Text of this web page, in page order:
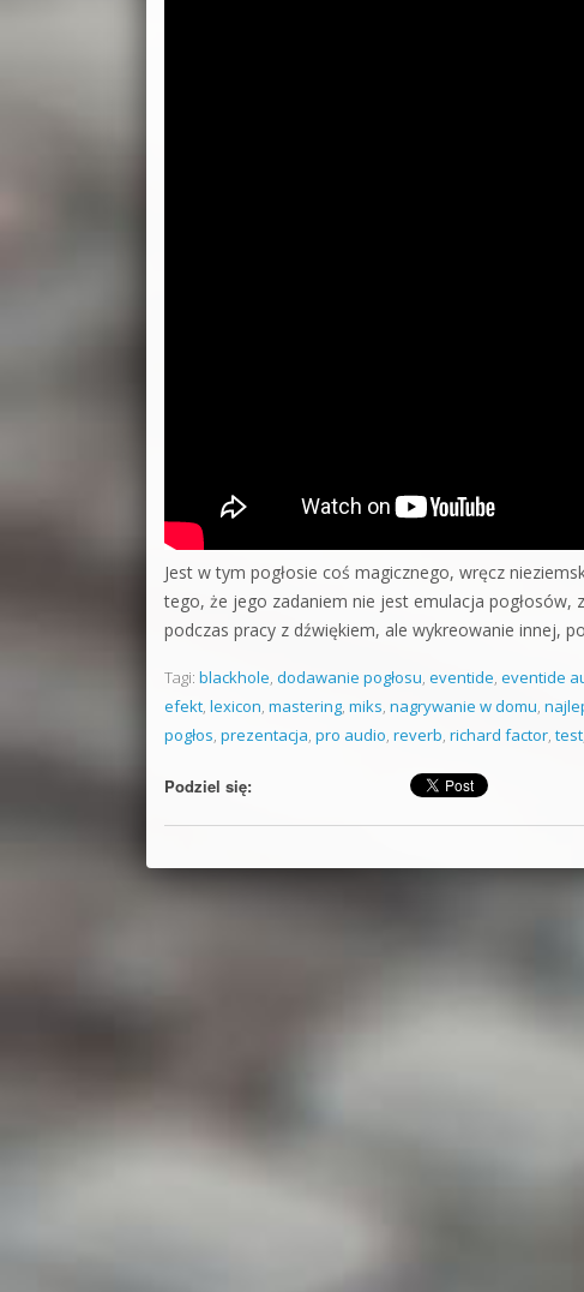
Jest w tym pogłosie coś magicznego, wręcz
tego, że jego zadaniem nie jest emulacja
podczas pracy z dźwiękiem, ale wykreowanie innej,
Tagi: blackhole, dodawanie pogłosu, eventide, eventide
efekt, lexicon, mastering, miks, nagrywanie w domu,
pogłos, prezentacja, pro audio, reverb, richard factor, test
Podziel się: